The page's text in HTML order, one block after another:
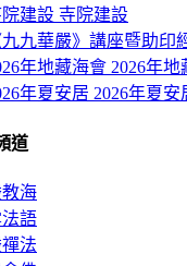
寺院建設
2026年地
2026年夏安
道
海
語
法